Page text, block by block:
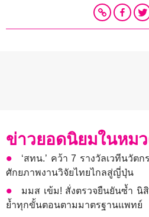
ข่าวยอดนิยมในหม
‘สทน.’ คว้า 7 รางวัลเวทีนวัต
ศักยภาพงานวิจัยไทยไกลสู่ญี่ปุ่น
มมส เข้ม! สั่งตรวจยืนยันซ้ำ นิ
ย้ำทุกขั้นตอนตามมาตรฐานแพทย์